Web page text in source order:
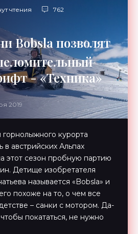
чтения 762
Bobsla позволят
- «Техника»
2019
горнолыжного курорта
в австрийских Альпах
этот сезон пробную партию
Детище изобретателя
называется «Bobsla» и
похоже на то, о чем все
– санки с мотором. Да-
покататься, не нужно